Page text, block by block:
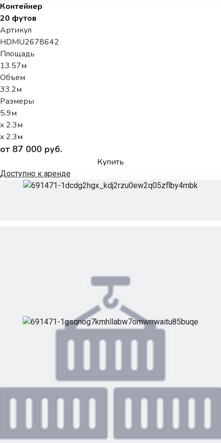
Контейнер
20 футов
Артикул
HDMU2678642
Площадь
13.57м
Объем
33.2м
Размеры
5.9м
x 2.3м
x 2.3м
от 87 000 руб.
Купить
Доступно к аренде